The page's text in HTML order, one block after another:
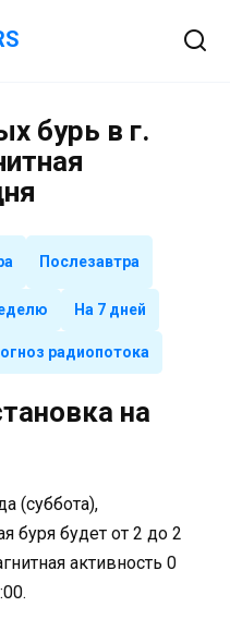
бурь в г.
Послезавтра
На 7 дней
радиопотока
на
(суббота),
буря будет от 2 до 2
активность 0